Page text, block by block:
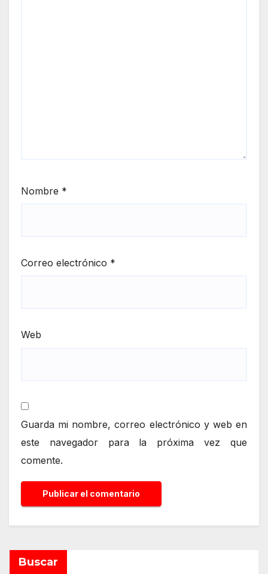
Nombre *
Correo electrónico *
Web
Guarda mi nombre, correo electrónico y web en
este navegador para la próxima vez que
comente.
Buscar